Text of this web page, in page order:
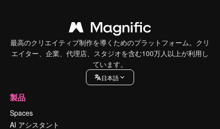
最高のクリエイティブ制作を導くためのプラットフォーム。クリ
エイター、企業、代理店、スタジオを含む100万人以上が利用し
ています。
日本語
製品
Spaces
AI アシスタント